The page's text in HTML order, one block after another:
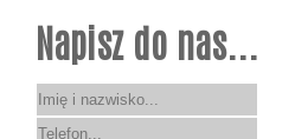
Napisz do nas...